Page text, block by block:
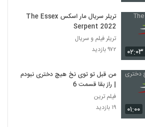
۰۲:۰۳
تریلر سریال مار اسکس The Essex
Serpent 2022
تریلر فیلم و سریال
۹۷۲ بازدید
۰۱:۰۰
من قبل تو توی نخ هیچ دختری نبودم
| راز بقا قسمت 6
فیلم ترین
۱۹ بازدید